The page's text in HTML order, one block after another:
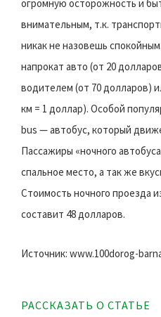
огромную осторожность и
внимательным, т.к.
никак не назовешь
напрокат авто (от 20
водителем (от 70 долларов)
км = 1 доллар). Особой
bus — автобус, который
Пассажиры «ночного
спальное место, а так же
Стоимость ночного проезда
составит 48 долларов.
Источник: www.100dorog-
РАССКАЗАТЬ О СТАТЬЕ